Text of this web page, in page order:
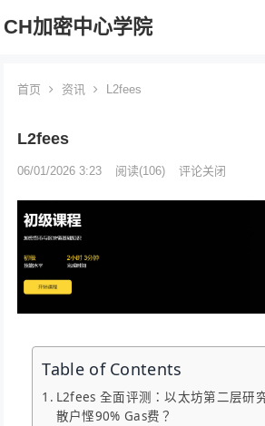
CH加密中心学院
首页 资讯 L2fees
L2fees
06/01/2026 3:23 阅读(106) 评论关闭
Table of Contents
L2fees 全面评测：以太坊第二层研
散户悭90% Gas费？